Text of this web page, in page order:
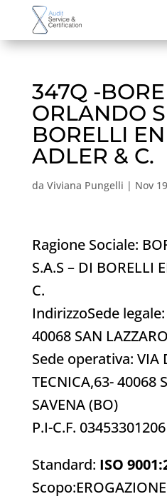
347Q -
ORLANDO
BORELLI
ADLER & C.
da Viviana Pungelli | Nov
Ragione Sociale:
S.A.S – DI BORELLI
C.
IndirizzoSede
40068 SAN
Sede operativa: VIA
TECNICA,63- 40068
SAVENA (BO)
P.I-C.F. 03453301206
Standard: ISO